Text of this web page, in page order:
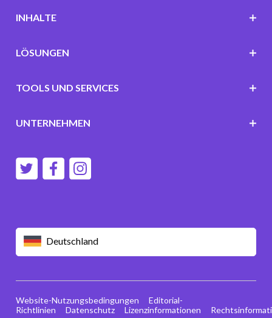
Deutschland
INHALTE
LÖSUNGEN
TOOLS UND SERVICES
UNTERNEHMEN
Website-Nutzungsbedingungen
Editorial-
Richtlinien
Datenschutz Lizenzinformationen